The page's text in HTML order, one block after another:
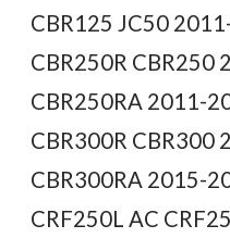
CBR125 JC50
CBR250R CBR250
CBR250RA 2011-
CBR300R CBR300
CBR300RA 2015-
CRF250L AC